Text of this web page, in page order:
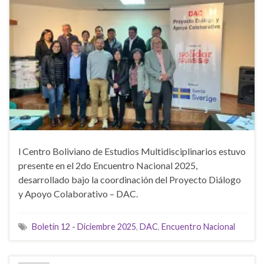
l Centro Boliviano de Estudios Multidisciplinarios estuvo
presente en el 2do Encuentro Nacional 2025,
desarrollado bajo la coordinación del Proyecto Diálogo
y Apoyo Colaborativo – DAC.
Boletín 12 - Diciembre 2025, DAC, Encuentro Nacional